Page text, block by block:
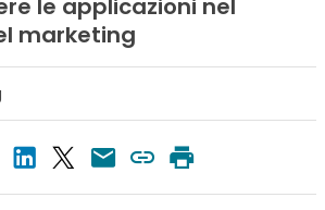
le applicazioni nel
marketing